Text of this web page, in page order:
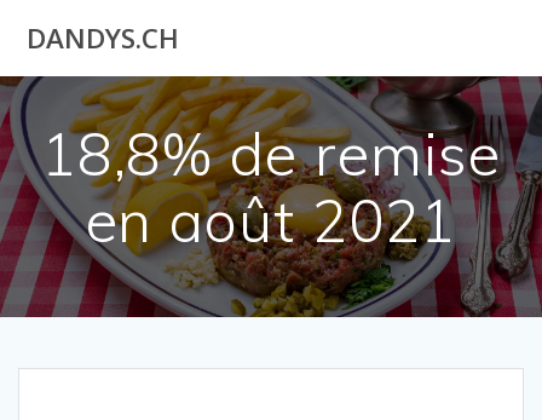
DANDYS.CH
18,8% de remise
en août 2021